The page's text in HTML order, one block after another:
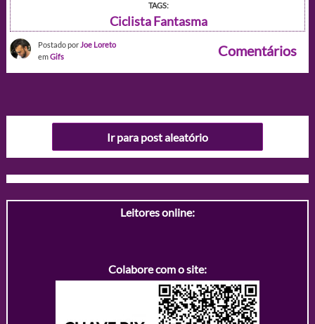
TAGS:
Ciclista Fantasma
Postado por Joe Loreto
emGifs Comentários
Ir para post aleatório
Leitores online:
Colabore com o site: